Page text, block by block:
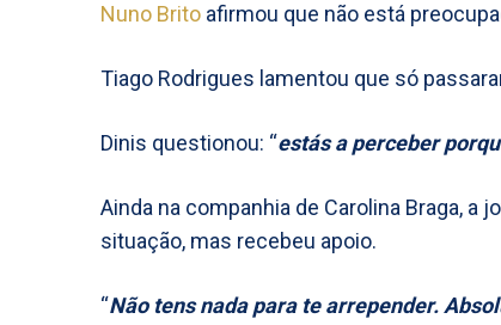
Nuno Brito afirmou que não está
Tiago Rodrigues lamentou que só
Dinis questionou: “estás a perceber
Ainda na companhia de Carolina Braga,
situação, mas recebeu apoio.
“Não tens nada para te arrepender.